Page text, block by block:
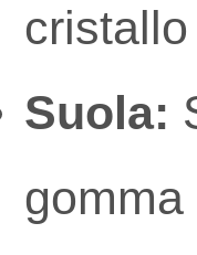
Suola: